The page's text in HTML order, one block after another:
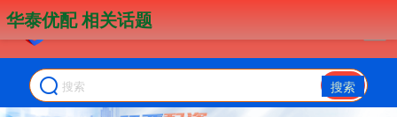
搜索
华泰优配 相关话题